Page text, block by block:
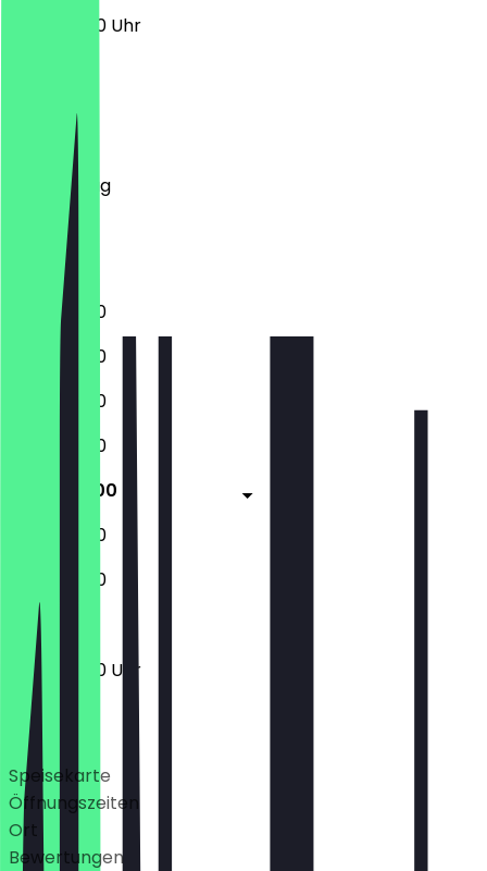
11:30 - 22:00 Uhr
Dienstag
Mittwoch
Donnerstag
Freitag
Samstag
Sonntag
11:30 - 22:00
11:30 - 22:00
11:30 - 22:00
11:30 - 22:00
11:30 - 22:00
11:30 - 22:00
11:30 - 22:00
11:30 - 22:00 Uhr
Deals
Speisekarte
Öffnungszeiten
Ort
Bewertungen